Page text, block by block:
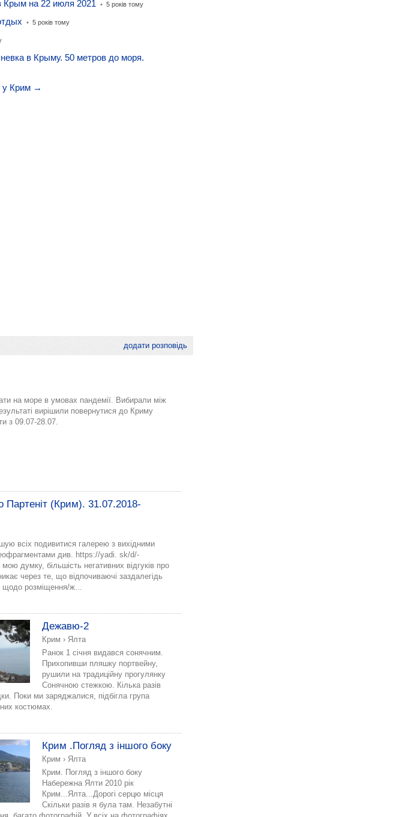
на 22 июля 2021 • 5 років тому
• 5 років тому
в Крыму. 50 метров до моря.
у Крим →
додати розповідь
на море в умовах пандемії. Вибирали між
вирішили повернутися до Криму
з 09.07-28.07.
Партеніт (Крим). 31.07.2018-
всіх подивитися галерею з вихідними
див. https://yadi. sk/d/-
думку, більшість негативних відгуків про
через те, що відпочиваючі заздалегідь
щодо розміщення/ж...
Дежавю-2
Крим › Ялта
Ранок 1 січня видався сонячним.
Прихопивши пляшку портвейну,
рушили на традиційну прогулянку
Сонячною стежкою. Кілька разів
Поки ми заряджалися, підбігла група
костюмах.
Крим .Погляд з іншого боку
Крим › Ялта
Крим. Погляд з іншого боку
Набережна Ялти 2010 рік
Крим...Ялта...Дорогі серцю місця
Скільки разів я була там. Незабутні